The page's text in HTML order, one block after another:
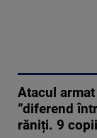
Atacul
”diferend
răniți. 9